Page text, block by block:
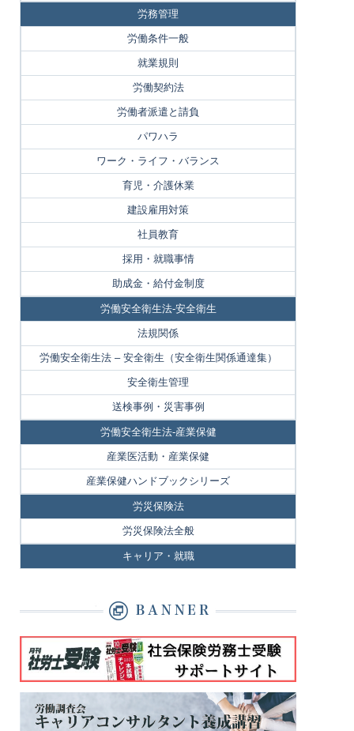
労務管理
労働条件一般
就業規則
労働契約法
労働者派遣と請負
パワハラ
ワーク・ライフ・バランス
育児・介護休業
建設雇用対策
社員教育
採用・就職事情
助成金・給付金制度
労働安全衛生法-安全衛生
法規関係
労働安全衛生法 – 安全衛生（安全衛生関係通達集）
安全衛生管理
送検事例・災害事例
労働安全衛生法-産業保健
産業医活動・産業保健
産業保健ハンドブックシリーズ
労災保険法
労災保険法全般
キャリア・就職